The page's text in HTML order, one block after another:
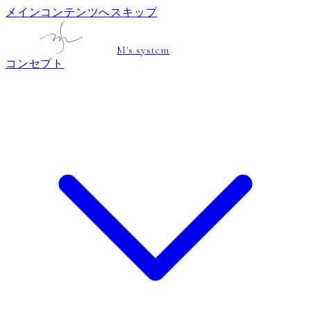
メインコンテンツへスキップ
M's system
コンセプト